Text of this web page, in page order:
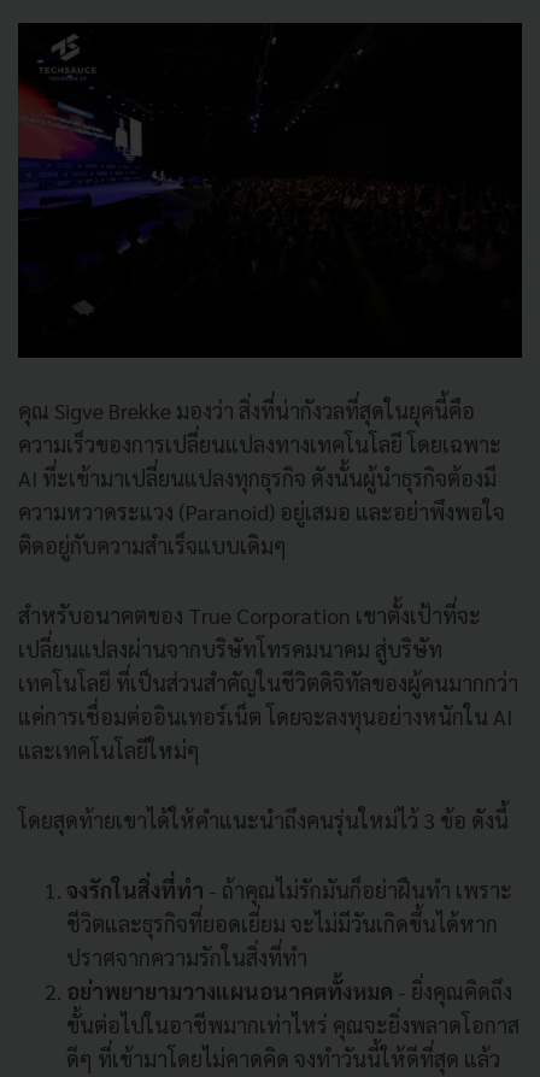
คุณ Sigve Brekke มองว่า สิ่งที่น่ากังวลที่สุดในยุคนี้คือ
ความเร็วของการเปลี่ยนแปลงทางเทคโนโลยี โดยเฉพาะ
AI ที่ะเข้ามาเปลี่ยนแปลงทุกธุรกิจ ดังนั้นผู้นำธุรกิจต้องมี
ความหวาดระแวง (Paranoid) อยู่เสมอ และอย่าพึงพอใจ
ติดอยู่กับความสำเร็จแบบเดิมๆ
สำหรับอนาคตของ True Corporation เขาตั้งเป้าที่จะ
เปลี่ยนแปลงผ่านจากบริษัทโทรคมนาคม สู่บริษัท
เทคโนโลยี ที่เป็นส่วนสำคัญในชีวิตดิจิทัลของผู้คนมากกว่า
แค่การเชื่อมต่ออินเทอร์เน็ต โดยจะลงทุนอย่างหนักใน AI
และเทคโนโลยีใหม่ๆ
โดยสุดท้ายเขาได้ให้คำแนะนำถึงคนรุ่นใหม่ไว้ 3 ข้อ ดังนี้
จงรักในสิ่งที่ทำ - ถ้าคุณไม่รักมันก็อย่าฝืนทำ เพราะ
ชีวิตและธุรกิจที่ยอดเยี่ยม จะไม่มีวันเกิดขึ้นได้หาก
ปราศจากความรักในสิ่งที่ทำ
อย่าพยายามวางแผนอนาคตทั้งหมด - ยิ่งคุณคิดถึง
ขั้นต่อไปในอาชีพมากเท่าไหร่ คุณจะยิ่งพลาดโอกาส
ดีๆ ที่เข้ามาโดยไม่คาดคิด จงทำวันนี้ให้ดีที่สุด แล้ว